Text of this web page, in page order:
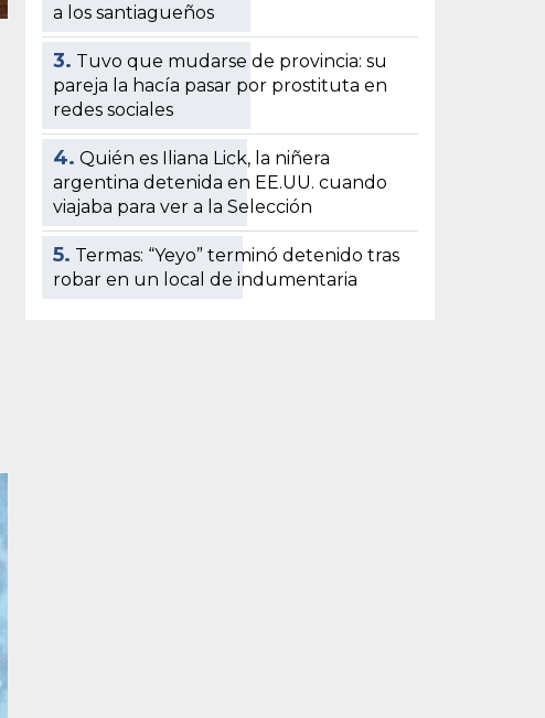
a los santiagueños
3. Tuvo que mudarse de provincia: su
pareja la hacía pasar por prostituta en
redes sociales
4. Quién es Iliana Lick, la niñera
argentina detenida en EE.UU. cuando
viajaba para ver a la Selección
5. Termas: “Yeyo” terminó detenido tras
robar en un local de indumentaria